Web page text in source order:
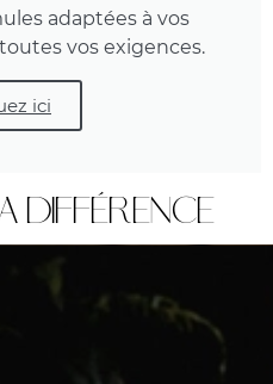
adaptées à vos
vos exigences.
ici
différence